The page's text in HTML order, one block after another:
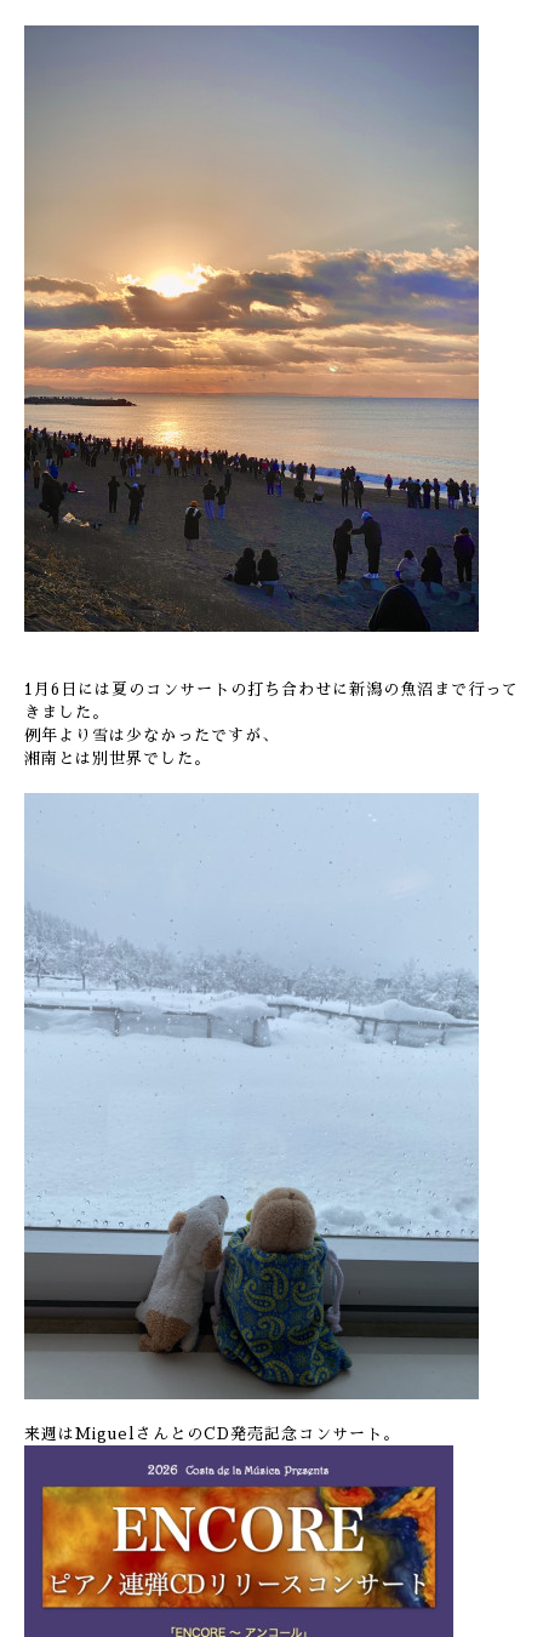
1月6日には夏のコンサートの打ち合わせに新潟の魚沼まで行って
きました。
例年より雪は少なかったですが、
湘南とは別世界でした。
来週はMiguelさんとのCD発売記念コンサート。